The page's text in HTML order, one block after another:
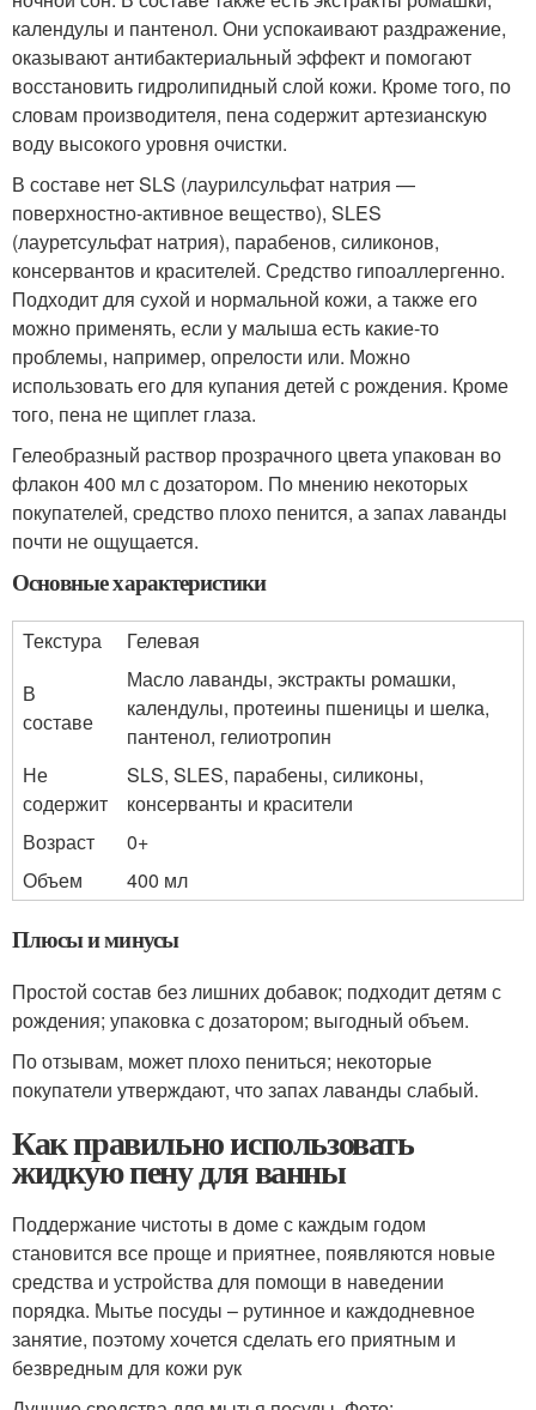
календулы и пантенол. Они успокаивают раздражение,
оказывают антибактериальный эффект и помогают
восстановить гидролипидный слой кожи. Кроме того, по
словам производителя, пена содержит артезианскую
воду высокого уровня очистки.
В составе нет SLS (лаурилсульфат натрия —
поверхностно-активное вещество), SLES
(лауретсульфат натрия), парабенов, силиконов,
консервантов и красителей. Средство гипоаллергенно.
Подходит для сухой и нормальной кожи, а также его
можно применять, если у малыша есть какие-то
проблемы, например, опрелости или. Можно
использовать его для купания детей с рождения. Кроме
того, пена не щиплет глаза.
Гелеобразный раствор прозрачного цвета упакован во
флакон 400 мл с дозатором. По мнению некоторых
покупателей, средство плохо пенится, а запах лаванды
почти не ощущается.
Основные характеристики
Текстура
Гелевая
В
составе
Масло лаванды, экстракты ромашки,
календулы, протеины пшеницы и шелка,
пантенол, гелиотропин
Не
содержит
SLS, SLES, парабены, силиконы,
консерванты и красители
Возраст
0+
Объем
400 мл
Плюсы и минусы
Простой состав без лишних добавок; подходит детям с
рождения; упаковка с дозатором; выгодный объем.
По отзывам, может плохо пениться; некоторые
покупатели утверждают, что запах лаванды слабый.
Как правильно использовать
жидкую пену для ванны
Поддержание чистоты в доме с каждым годом
становится все проще и приятнее, появляются новые
средства и устройства для помощи в наведении
порядка. Мытье посуды – рутинное и каждодневное
занятие, поэтому хочется сделать его приятным и
безвредным для кожи рук